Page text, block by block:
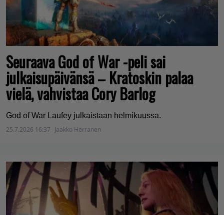
Seuraava God of War -peli sai
julkaisupäivänsä – Kratoskin palaa
vielä, vahvistaa Cory Barlog
God of War Laufey julkaistaan helmikuussa.
25.7.2026 16:37 Jaakko Herranen